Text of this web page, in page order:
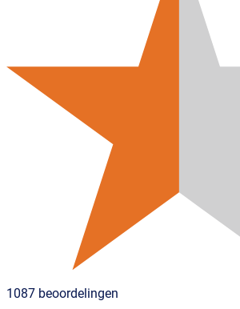
1087 beoordelingen